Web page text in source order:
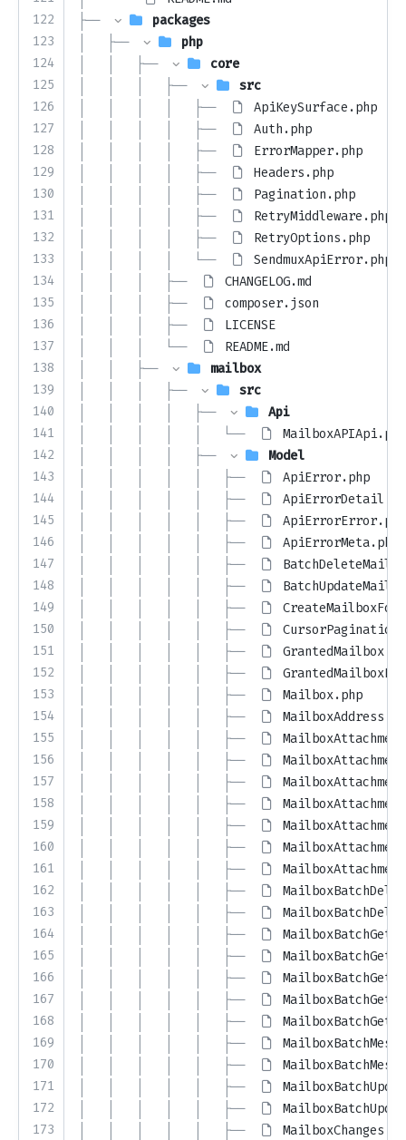
122
123
124
125
126
127
128
129
130
131
132
133
134
135
136
137
138
139
140
141
142
143
144
145
146
147
148
149
150
151
152
153
154
155
156
157
158
159
160
161
162
163
164
165
166
167
168
169
170
171
172
173
├──
packages
│   ├──
php
│   │   ├──
core
│   │   │   ├──
src
│   │   │   │   ├──
ApiKeySurface.php
│   │   │   │   ├──
Auth.php
│   │   │   │   ├──
ErrorMapper.php
│   │   │   │   ├──
Headers.php
│   │   │   │   ├──
Pagination.php
│   │   │   │   ├──
RetryMiddleware.php
│   │   │   │   ├──
RetryOptions.php
│   │   │   │   └──
SendmuxApiError.php
│   │   │   ├──
CHANGELOG.md
│   │   │   ├──
composer.json
│   │   │   ├──
LICENSE
│   │   │   └──
README.md
│   │   ├──
mailbox
│   │   │   ├──
src
│   │   │   │   ├──
Api
│   │   │   │   │   └──
MailboxAPIApi.php
│   │   │   │   ├──
Model
│   │   │   │   │   ├──
ApiError.php
│   │   │   │   │   ├──
│   │   │   │   │   ├──
ApiErrorError.php
│   │   │   │   │   ├──
ApiErrorMeta.php
│   │   │   │   │   ├──
│   │   │   │   │   ├──
│   │   │   │   │   ├──
│   │   │   │   │   ├──
│   │   │   │   │   ├──
│   │   │   │   │   ├──
│   │   │   │   │   ├──
Mailbox.php
│   │   │   │   │   ├──
│   │   │   │   │   ├──
│   │   │   │   │   ├──
│   │   │   │   │   ├──
│   │   │   │   │   ├──
│   │   │   │   │   ├──
│   │   │   │   │   ├──
│   │   │   │   │   ├──
│   │   │   │   │   ├──
│   │   │   │   │   ├──
│   │   │   │   │   ├──
│   │   │   │   │   ├──
│   │   │   │   │   ├──
│   │   │   │   │   ├──
│   │   │   │   │   ├──
│   │   │   │   │   ├──
│   │   │   │   │   ├──
│   │   │   │   │   ├──
│   │   │   │   │   ├──
│   │   │   │   │   ├──